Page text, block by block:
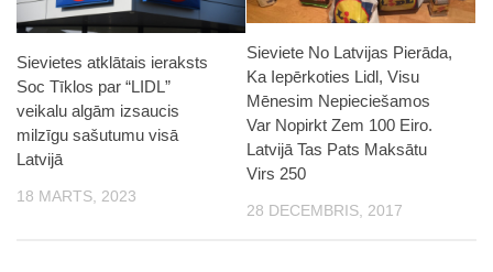
Sievietes atklātais ieraksts
Soc Tīklos par “LIDL”
veikalu algām izsaucis
milzīgu sašutumu visā
Latvijā
18 MARTS, 2023
Sieviete No Latvijas Pierāda,
Ka Iepērkoties Lidl, Visu
Mēnesim Nepieciešamos
Var Nopirkt Zem 100 Eiro.
Latvijā Tas Pats Maksātu
Virs 250
28 DECEMBRIS, 2017